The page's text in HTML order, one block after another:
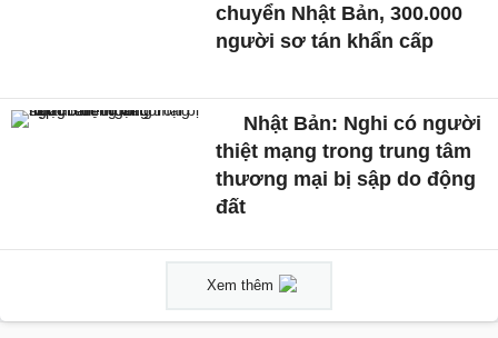
chuyển Nhật Bản, 300.000
người sơ tán khẩn cấp
Nhật Bản: Nghi có người
thiệt mạng trong trung tâm
thương mại bị sập do động
đất
Xem thêm